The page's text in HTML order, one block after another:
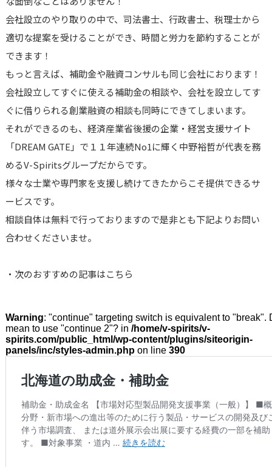
会社設立のやり取りの中で、司法書士、行政書士、税理士から
適切な提案を受けることができ、時間と労力を節約することが
できます！
もっと言えば、補助金や融資コンサルも同じ会社におります！
会社設立してすぐに使える補助金の相談や、会社を設立してす
ぐに借りられる創業融資の相談も同時にできてしまいます。
それができるのも、経済産業省後援の企業・経営支援サイト
「DREAM GATE」で１１年連続No1に輝く中野裕哲が代表を務
めるV-Spiritsグループだからです。
様々な士業や専門家を支援し続けてきたからこそ提供できるサ
ービスです。
相談自体は無料で行っておりますので是非とも下記よりお問い
合わせくださいませ。
・次のおすすめの記事はこちら